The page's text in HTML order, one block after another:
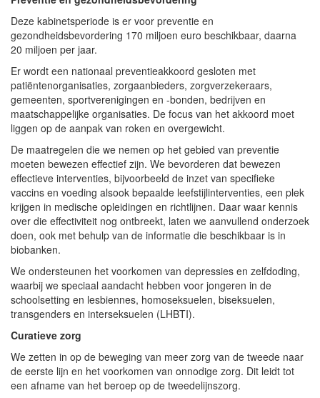
Deze kabinetsperiode is er voor preventie en
gezondheidsbevordering 170 miljoen euro beschikbaar, daarna
20 miljoen per jaar.
Er wordt een nationaal preventieakkoord gesloten met
patiëntenorganisaties, zorgaanbieders, zorgverzekeraars,
gemeenten, sportverenigingen en -bonden, bedrijven en
maatschappelijke organisaties. De focus van het akkoord moet
liggen op de aanpak van roken en overgewicht.
De maatregelen die we nemen op het gebied van preventie
moeten bewezen effectief zijn. We bevorderen dat bewezen
effectieve interventies, bijvoorbeeld de inzet van specifieke
vaccins en voeding alsook bepaalde leefstijlinterventies, een plek
krijgen in medische opleidingen en richtlijnen. Daar waar kennis
over die effectiviteit nog ontbreekt, laten we aanvullend onderzoek
doen, ook met behulp van de informatie die beschikbaar is in
biobanken.
We ondersteunen het voorkomen van depressies en zelfdoding,
waarbij we speciaal aandacht hebben voor jongeren in de
schoolsetting en lesbiennes, homoseksuelen, biseksuelen,
transgenders en interseksuelen (LHBTI).
Curatieve zorg
We zetten in op de beweging van meer zorg van de tweede naar
de eerste lijn en het voorkomen van onnodige zorg. Dit leidt tot
een afname van het beroep op de tweedelijnszorg.